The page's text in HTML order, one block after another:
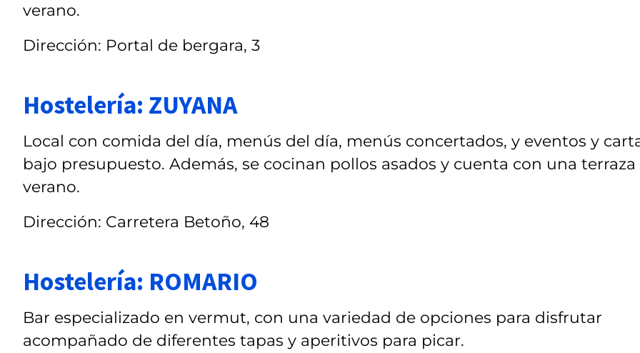
verano.
Dirección: Portal de bergara, 3
Hostelería: ZUYANA
Local con comida del día, menús del día, menús concertados, y eventos y
bajo presupuesto. Además, se cocinan pollos asados y cuenta con una terraza
verano.
Dirección: Carretera Betoño, 48
Hostelería: ROMARIO
Bar especializado en vermut, con una variedad de opciones para disfrutar
acompañado de diferentes tapas y aperitivos para picar.